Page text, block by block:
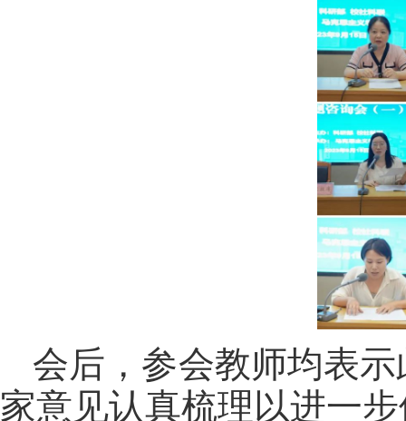
会后，参会教师均表
家意见认真梳理以进一